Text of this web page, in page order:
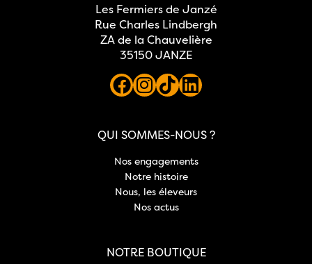
Les Fermiers de Janzé
Rue Charles Lindbergh
ZA de la Chauvelière
35150 JANZE
QUI SOMMES-NOUS ?
Nos engagements
Notre histoire
Nous, les éleveurs
Nos actus
NOTRE BOUTIQUE